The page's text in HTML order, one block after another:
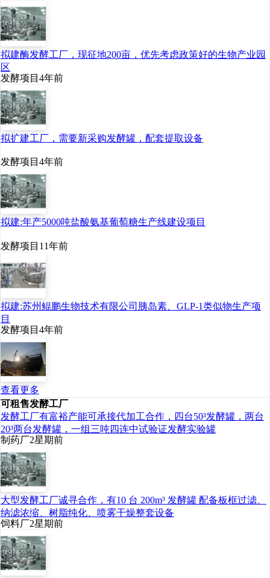
拟建酶发酵工厂，现征地200亩，优先考虑政策好的生物产业园
区
发酵项目 4年前
拟扩建工厂，需要新采购发酵罐，配套提取设备
发酵项目 4年前
拟建:年产5000吨盐酸氨基葡萄糖生产线建设项目
发酵项目 11年前
拟建:苏州鲲鹏生物技术有限公司胰岛素、GLP-1类似物生产项
目
发酵项目 4年前
查看更多
可租售发酵工厂
发酵工厂有富裕产能可承接代加工合作，四台50³发酵罐，两台
20³两台发酵罐，一组三吨四连中试验证发酵实验罐
制药厂2星期前
大型发酵工厂诚寻合作，有10 台 200m³ 发酵罐 配备板框过滤、
纳滤浓缩、树脂纯化、喷雾干燥整套设备
饲料厂2星期前